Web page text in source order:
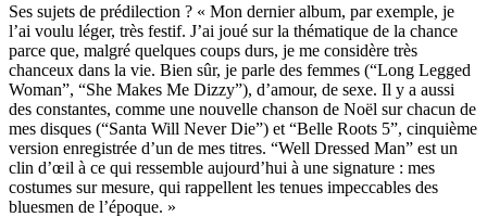
Ses sujets de prédilection ? « Mon dernier album, par exemple, je
l’ai voulu léger, très festif. J’ai joué sur la thématique de la chance
parce que, malgré quelques coups durs, je me considère très
chanceux dans la vie. Bien sûr, je parle des femmes (“Long Legged
Woman”, “She Makes Me Dizzy”), d’amour, de sexe. Il y a aussi
des constantes, comme une nouvelle chanson de Noël sur chacun de
mes disques (“Santa Will Never Die”) et “Belle Roots 5”, cinquième
version enregistrée d’un de mes titres. “Well Dressed Man” est un
clin d’œil à ce qui ressemble aujourd’hui à une signature : mes
costumes sur mesure, qui rappellent les tenues impeccables des
bluesmen de l’époque. »